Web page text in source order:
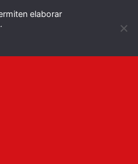
elaborar
Español English